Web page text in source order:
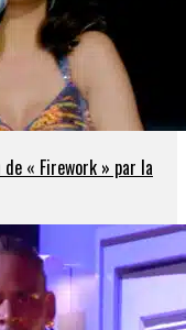
« Firework » par la